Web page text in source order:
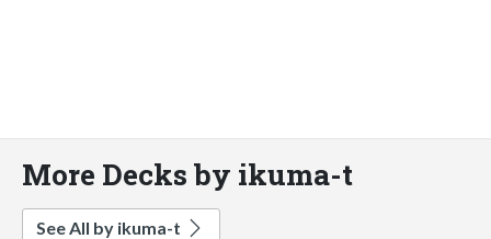
More Decks by ikuma-t
See All by ikuma-t